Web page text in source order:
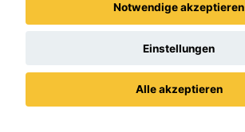
Notwendige akzeptieren
Einstellungen
Alle akzeptieren